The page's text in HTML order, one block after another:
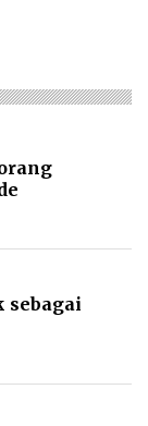
Yulius
sebagai